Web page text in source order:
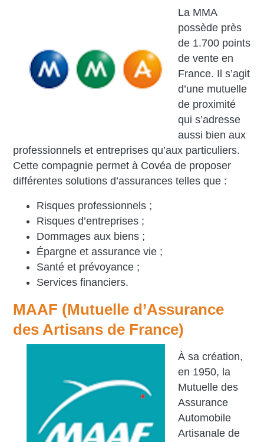
La MMA
possède près
de 1.700 points
de vente en
France. Il s’agit
d’une mutuelle
de proximité
qui s’adresse
aussi bien aux
professionnels et entreprises qu’aux particuliers.
Cette compagnie permet à Covéa de proposer
différentes solutions d’assurances telles que :
Risques professionnels ;
Risques d’entreprises ;
Dommages aux biens ;
Épargne et assurance vie ;
Santé et prévoyance ;
Services financiers.
MAAF (Mutuelle d’Assurance
des Artisans de France)
À sa création,
en 1950, la
Mutuelle des
Assurance
Automobile
Artisanale de